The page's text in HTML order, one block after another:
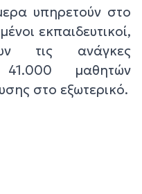
υπηρετούν στο
εκπαιδευτικοί,
τις ανάγκες
μαθητών
στο εξωτερικό.